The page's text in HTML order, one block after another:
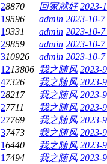
28870 回家就好 2023-
19596 admin 2023-10-
19331 admin 2023-10-
29859 admin 2023-10-
310926 admin 2023-10-
1213806 我之随风 2023-
47326 我之随风 2023-
28217 我之随风 2023-
27711 我之随风 2023-
27769 我之随风 2023-
37473 我之随风 2023-
16440 我之随风 2023-
1 7494 我之随风 2023-